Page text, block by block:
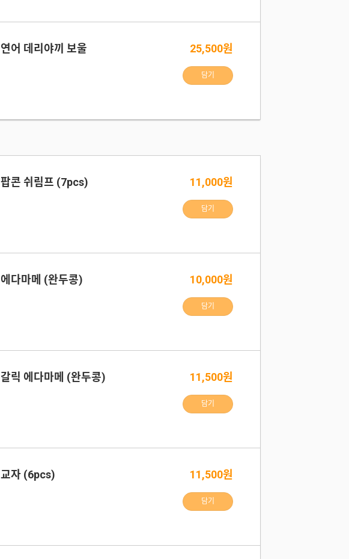
연어 데리야끼 보울 25,500원
담기
팝콘 쉬림프 (7pcs) 11,000원
담기
에다마메 (완두콩) 10,000원
담기
갈릭 에다마메 (완두콩) 11,500원
담기
교자 (6pcs) 11,500원
담기